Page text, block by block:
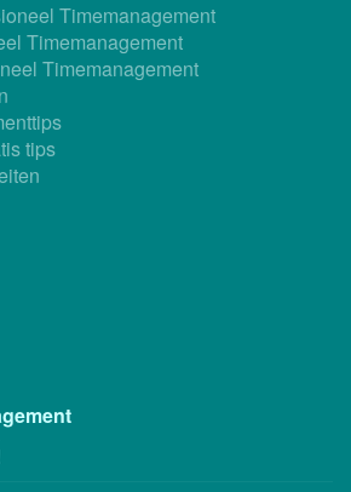
Timemanagement
Timemanagement
Timemanagement
tips